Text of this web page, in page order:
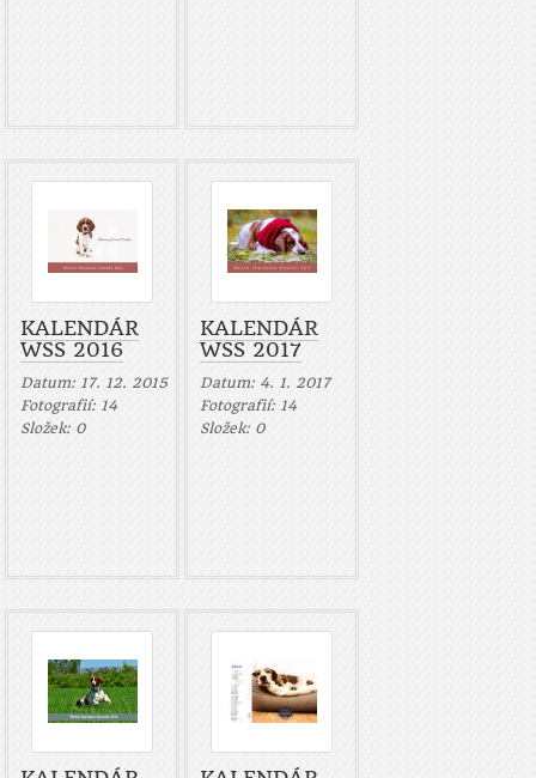
KALENDÁR
WSS 2016
Datum: 17. 12. 2015
Fotografií: 14
Složek: 0
KALENDÁR
WSS 2017
Datum: 4. 1. 2017
Fotografií: 14
Složek: 0